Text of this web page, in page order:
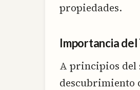
propiedades.
Importancia
A principios del
descubrimiento